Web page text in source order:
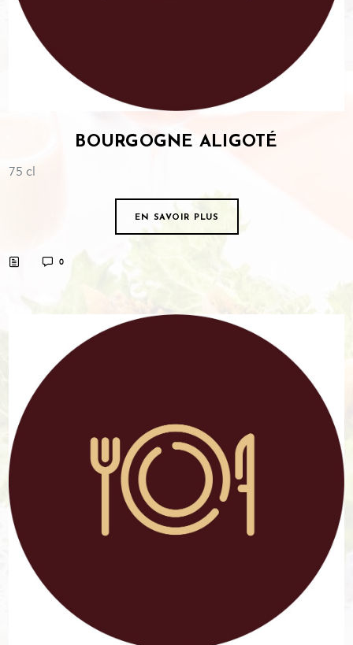
BOURGOGNE ALIGOTÉ
75 cl
EN SAVOIR PLUS
0